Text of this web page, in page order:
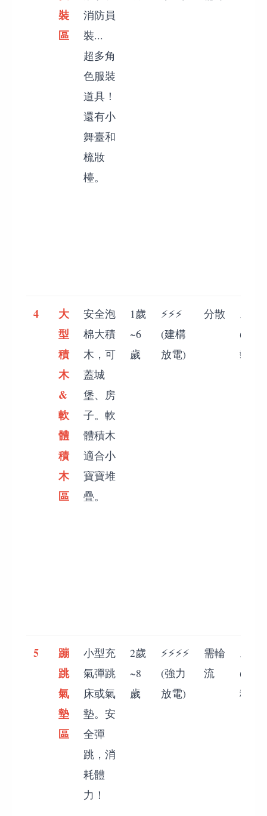
裝
區
消防員
裝...
超多角
色服裝
道具！
還有小
舞臺和
梳妝
檯。
4
大
型
積
木
&
軟
體
積
木
區
安全泡
棉大積
木，可
蓋城
堡、房
子。軟
體積木
適合小
寶寶堆
疊。
1歲
~6
歲
⚡⚡⚡
(建構
放電)
分散
(較輕
鬆)
5
蹦
跳
氣
墊
區
小型充
氣彈跳
床或氣
墊。安
全彈
跳，消
耗體
力！
2歲
~8
歲
⚡⚡⚡⚡
(強力
放電)
需輪
流
(注意
秩序)